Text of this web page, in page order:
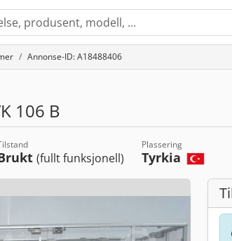
Annonse-ID: A18488406
106 B
(fullt funksjonell)
Plassering
Tyrkia